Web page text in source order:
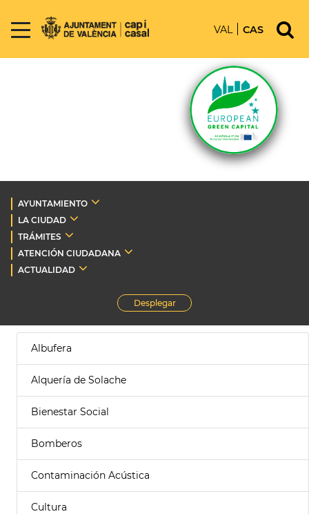
VAL CAS
AYUNTAMIENTO
LA CIUDAD
TRÁMITES
ATENCIÓN CIUDADANA
ACTUALIDAD
Desplegar
Albufera
Alquería de Solache
Bienestar Social
Bomberos
Contaminación Acústica
Cultura